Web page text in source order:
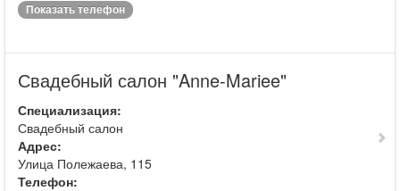
Показать телефон
Свадебный салон "Anne-Mariee"
Специализация:
Свадебный салон
Адрес:
Улица Полежаева, 115
Телефон: